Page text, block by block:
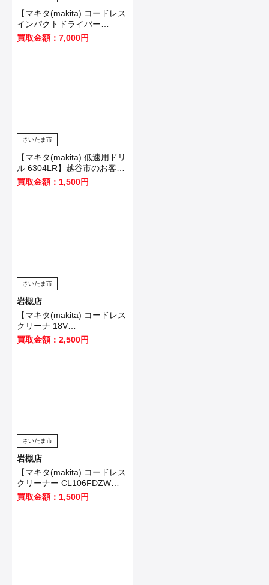
【マキタ(makita) コードレス
インパクトドライバー
TD173DZB】川口市のお客様
から買取いたしました！
買取金額：7,000円
さいたま市
【マキタ(makita) 低速用ドリ
ル 6304LR】越谷市のお客様
から買取いたしました！
買取金額：1,500円
さいたま市
岩槻店
【マキタ(makita) コードレス
クリーナ 18V
CL182FDZW】白岡市のお客
様から買取いたしました！
買取金額：2,500円
さいたま市
岩槻店
【マキタ(makita) コードレス
クリーナー CL106FDZW】
白岡市のお客様から買取いた
しました！
買取金額：1,500円